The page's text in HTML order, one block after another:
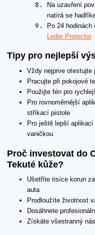
Na uzavření
natírá se
Po 24
Leder Protector
Tipy pro nejlepší
Vždy nejprve
Pracujte při pokojové
Použijte fén pro
Pro rovnoměrnější
stříkací pistole
Pro ještě lepší
vaničkou
Proč investovat do
Tekuté kůže?
Ušetříte tisíce korun
auta
Prodloužíte životnost
Dosáhnete
Získáte všestranný